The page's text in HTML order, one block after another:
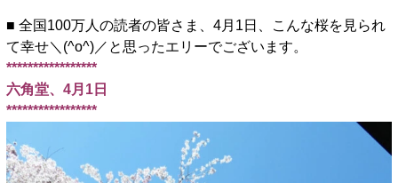
■ 全国100万人の読者の皆さま、4月1日、こんな桜を見られ
て幸せ＼(^o^)／と思ったエリーでございます。
*****************
六角堂、4月1日
*****************